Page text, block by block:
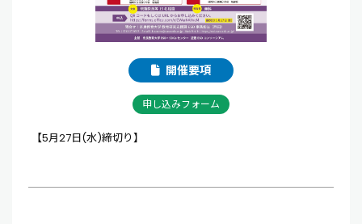
開催要項
申し込みフォーム
【5月27日(水)締切り】